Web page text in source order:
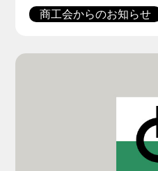
商工会からのお知らせ